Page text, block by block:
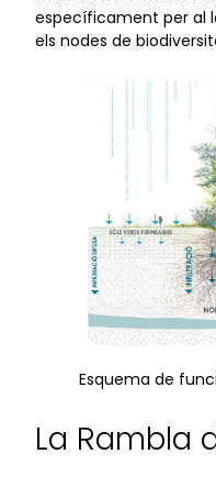
específicament per al
els nodes de
Esquema de
La Rambla